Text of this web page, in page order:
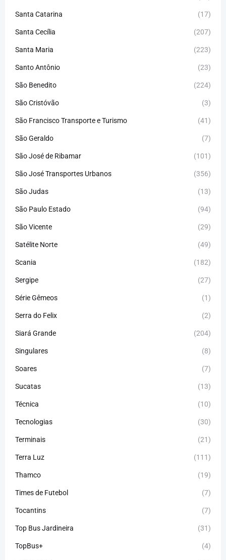
Santa Catarina (17)
Santa Cecília (207)
Santa Maria (223)
Santo Antônio (23)
São Benedito (224)
São Cristóvão (3)
São Francisco Transporte e Turismo (41)
São Geraldo (7)
São José de Ribamar (101)
São José Transportes Urbanos (356)
São Judas (13)
São Paulo Estado (94)
São Vicente (29)
Satélite Norte (49)
Scania (182)
Sergipe (27)
Série Gêmeos (1)
Serra do Felix (2)
Siará Grande (204)
Singulares (8)
Soares (7)
Sucatas (13)
Técnica (10)
Tecnologias (30)
Terminais (21)
Terra Luz (111)
Thamco (19)
Times de Futebol (7)
Tocantins (7)
Top Bus Jardineira (31)
TopBus+ (4)